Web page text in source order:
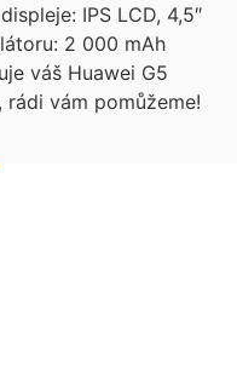
IPS LCD, 4,5″
2 000 mAh
váš Huawei G5
vám pomůžeme!